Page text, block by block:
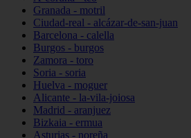
Granada - motril
Ciudad-real - alcázar-de-san-juan
Barcelona - calella
Burgos - burgos
Zamora - toro
Soria - soria
Huelva - moguer
Alicante - la-vila-joiosa
Madrid - aranjuez
Bizkaia - ermua
Asturias - noreña